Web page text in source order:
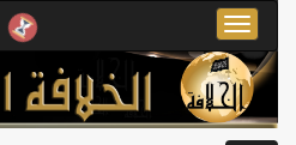
Toggle
navigation